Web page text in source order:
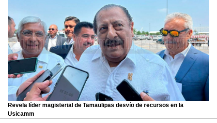
Revela líder magisterial de Tamaulipas desvío de recursos en la
Usicamm